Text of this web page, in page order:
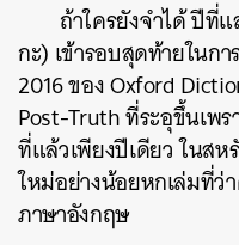
ถ้าใครยังจำได้ ปีที่
กะ) เข้ารอบสุดท้ายในก
2016 ของ Oxford
Post-Truth ที่ระอุขึ้นเพ
ที่แล้วเพียงปีเดียว ในส
ใหม่อย่างน้อยหกเล่มที่ว่
ภาษาอังกฤษ